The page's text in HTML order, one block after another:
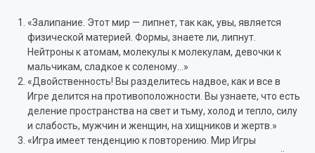
«Залипание. Этот мир — липнет, так как, увы, является
физической материей. Формы, знаете ли, липнут.
Нейтроны к атомам, молекулы к молекулам, девочки к
мальчикам, сладкое к соленому…»
«Двойственность! Вы разделитесь надвое, как и все в
Игре делится на противоположности. Вы узнаете, что есть
деление пространства на свет и тьму, холод и тепло, силу
и слабость, мужчин и женщин, на хищников и жертв.»
«Игра имеет тенденцию к повторению. Мир Игры